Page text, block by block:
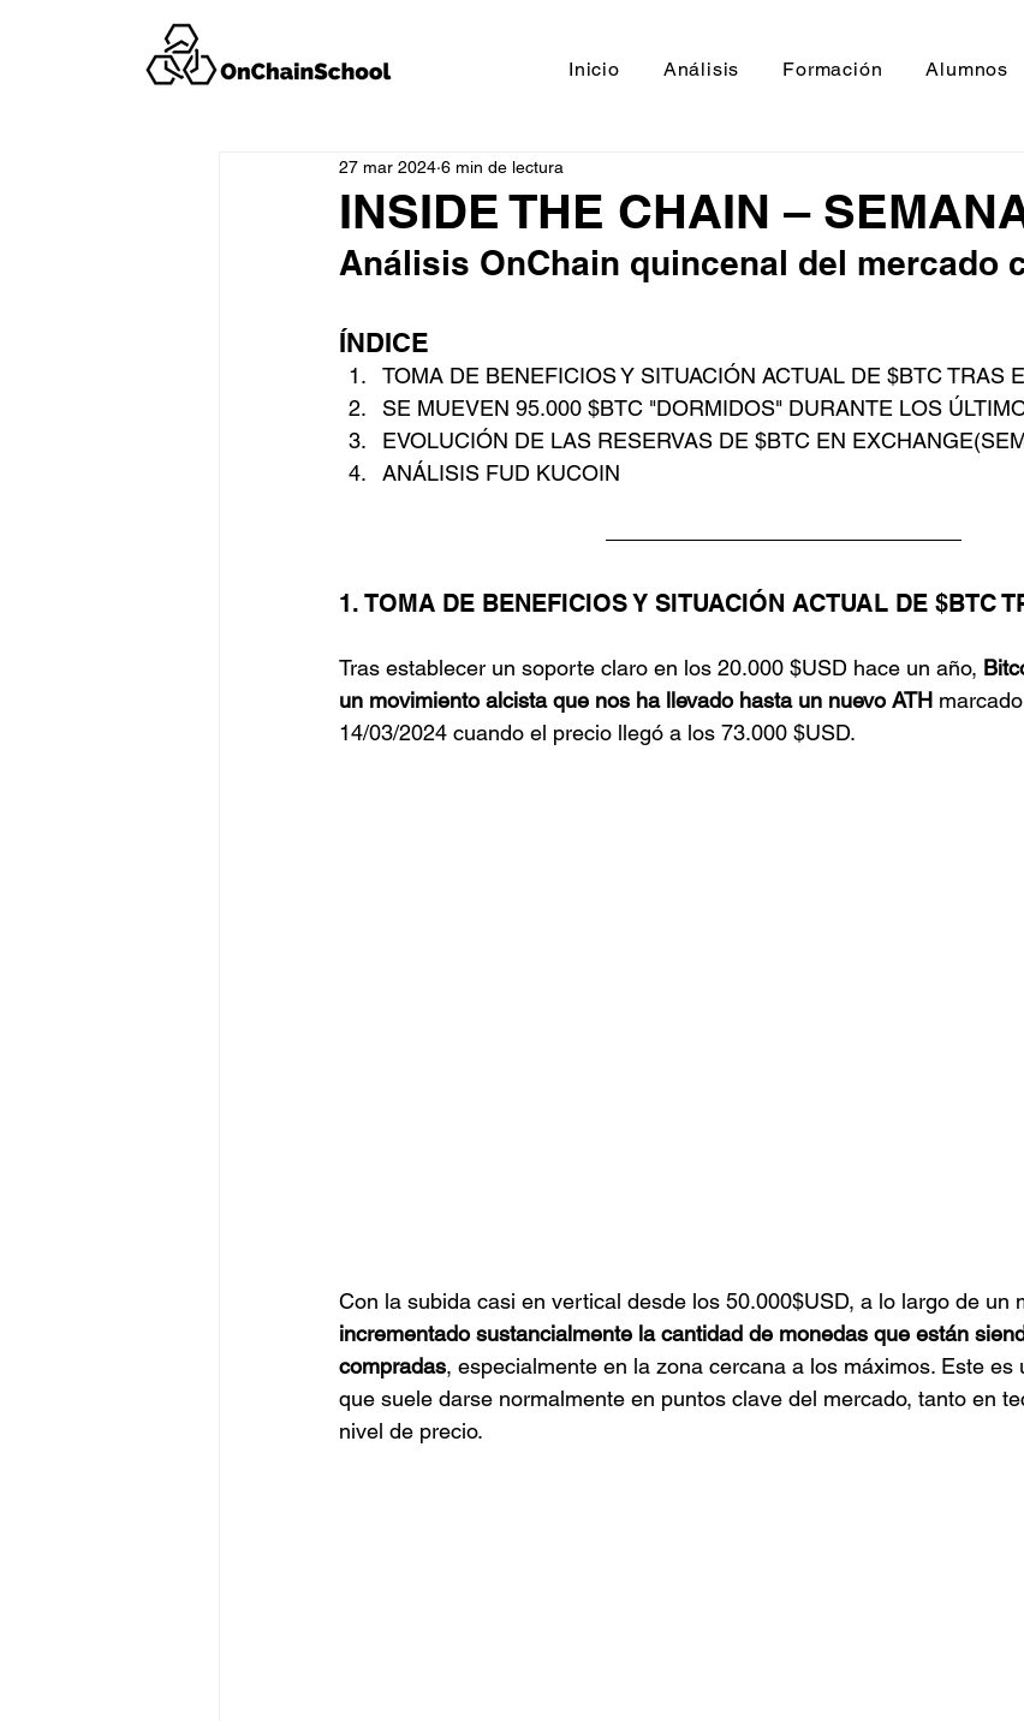
Inicio Análisis Formación Alumnos
INSIDE THE CHAIN –
27 mar 2024 6 min de lectura
Análisis OnChain quincenal del mercado
ÍNDICE
TOMA DE BENEFICIOS Y SITUACIÓN ACTUAL DE $BTC TRAS
SE MUEVEN 95.000 $BTC "DORMIDOS" DURANTE LOS
EVOLUCIÓN DE LAS RESERVAS DE $BTC EN
ANÁLISIS FUD KUCOIN
1. TOMA DE BENEFICIOS Y SITUACIÓN ACTUAL DE $BTC
Tras establecer un soporte claro en los 20.000 $USD hace un año,
un movimiento alcista que nos ha llevado hasta un nuevo ATH
14/03/2024 cuando el precio llegó a los 73.000 $USD.
Con la subida casi en vertical desde los 50.000$USD, a lo largo de un
incrementado sustancialmente la cantidad de monedas que están
compradas, especialmente en la zona cercana a los máximos. Este es
que suele darse normalmente en puntos clave del mercado, tanto en
nivel de precio.